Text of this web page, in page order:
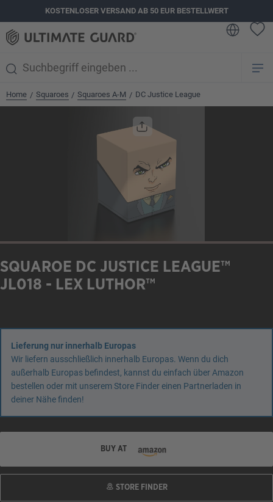
springenKOSTENLOSER VERSAND AB 50 EUR BESTELLWERT
Home / Squaroes / Squaroes A-M / DC Justice League
SQUAROE DC JUSTICE LEAGUE™
JL018 - LEX LUTHOR™
Lieferung nur innerhalb Europas
Wir liefern ausschließlich innerhalb Europas. Wenn du dich
außerhalb Europas befindest, kannst du einfach über Amazon
bestellen oder mit unserem Store Finder einen Partnerladen in
deiner Nähe finden!
BUY AT
STORE FINDER